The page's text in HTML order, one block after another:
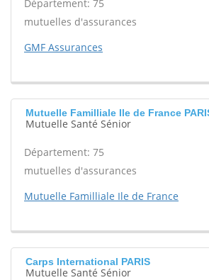
Département: 75
mutuelles d'assurances
GMF Assurances
Mutuelle Familliale Ile de France
Mutuelle Santé Sénior
Département: 75
mutuelles d'assurances
Mutuelle Familliale Ile de France
Carps International PARIS
Mutuelle Santé Sénior